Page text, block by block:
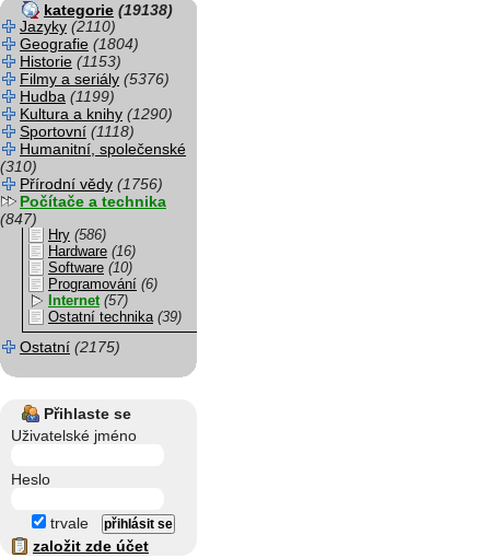
kategorie (19138)
Jazyky (2110)
Geografie (1804)
Historie (1153)
Filmy a seriály (5376)
Hudba (1199)
Kultura a knihy (1290)
Sportovní (1118)
Humanitní, společenské
(310)
Přírodní vědy (1756)
Počítače a technika
(847)
Hry (586)
Hardware (16)
Software (10)
Programování (6)
Internet (57)
Ostatní technika (39)
Ostatní (2175)
Přihlaste se
Uživatelské jméno
Heslo
trvale
založit zde účet